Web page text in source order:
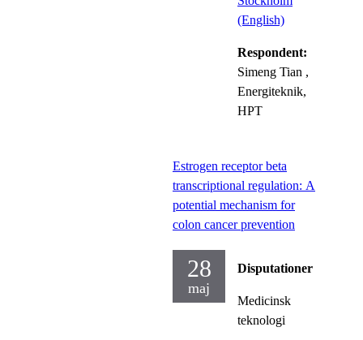
(English)
Respondent:
Simeng Tian ,
Energiteknik,
HPT
Estrogen receptor beta
transcriptional regulation: A
potential mechanism for
colon cancer prevention
28
maj
Disputationer
Medicinsk
teknologi